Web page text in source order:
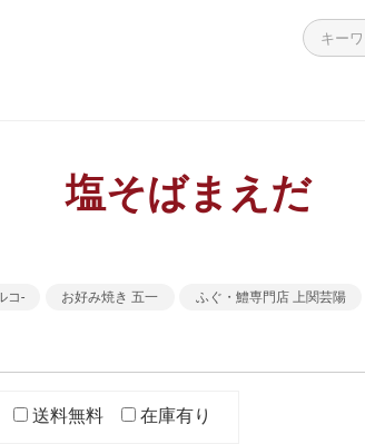
塩そばまえだ
コ- お好み焼き 五一 ふぐ・鱧専門店 上関芸陽
送料無料 在庫有り